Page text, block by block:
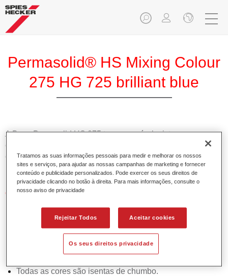
Permasolid® HS Mixing Colour
275 HG 725 brilliant blue
A Base Pemasolid HS 275 torna possível misturar as cores
com o Permasolid HS Esmalte 275 de alta qualidade para
criar todas as cores lisas para a repintura de veículos de
passageiros.
Características do produto
de 1.5 demãos.
Promove tempos de secagem curtos.
Proporciona elevada opacidade.
Oferece uma excelente resistência do acabamento.
Todas as cores são isentas de chumbo.
Tratamos as suas informações pessoais para medir e melhorar os nossos
sites e serviços, para ajudar as nossas campanhas de marketing e fornecer
conteúdo e publicidade personalizados. Pode exercer os seus direitos de
privacidade clicando no botão à direita. Para mais informações, consulte o
nosso aviso de privacidade
Rejeitar Todos Aceitar cookies
Os seus direitos privacidade